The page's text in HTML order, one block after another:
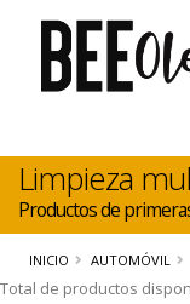
Limpieza
Productos de
INICIO AUTOMÓVIL
Total de productos